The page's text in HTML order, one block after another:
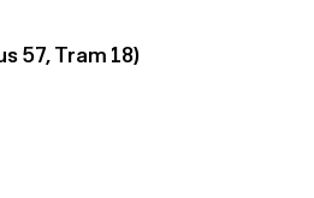
57, Tram 18)